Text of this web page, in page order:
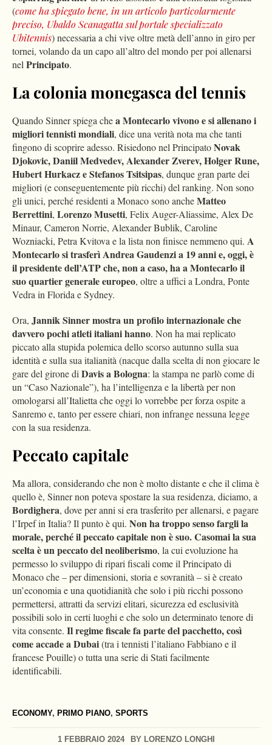
ECONOMY, PRIMO PIANO, SPORTS
1 FEBBRAIO 2024 BY LORENZO LONGHI
(come ha spiegato bene, in un articolo particolarmente
preciso, Ubaldo Scanagatta sul portale specializzato
Ubitennis) necessaria a chi vive oltre metà dell’anno in giro per
tornei, volando da un capo all’altro del mondo per poi allenarsi
nelPrincipato.
La colonia monegasca del tennis
Quando Sinner spiega chea Montecarlo vivono e si allenano i
migliori tennisti mondiali, dice una verità nota ma che tanti
fingono di scoprire adesso. Risiedono nel PrincipatoNovak
Djokovic, Daniil Medvedev, Alexander Zverev, Holger Rune,
Hubert Hurkacz e Stefanos Tsitsipas, dunque gran parte dei
migliori (e conseguentemente più ricchi) del ranking. Non sono
gli unici, perché residenti a Monaco sono ancheMatteo
Berrettini, Lorenzo Musetti, Felix Auger-Aliassime, Alex De
Minaur, Cameron Norrie, Alexander Bublik, Caroline
Wozniacki, Petra Kvitova e la lista non finisce nemmeno qui. A
Montecarlo si trasferì Andrea Gaudenzi a 19 anni e, oggi, è
il presidente dell’ATPche, non a caso, ha a Montecarlo il
suo quartier generale europeo, oltre a uffici a Londra, Ponte
Vedra in Florida e Sydney.
Ora, Jannik Sinner mostra un profilo internazionale che
davvero pochi atleti italiani hanno. Non ha mai replicato
piccato alla stupida polemica dello scorso autunno sulla sua
identità e sulla sua italianità (nacque dalla scelta di non giocare le
gare del girone diDavis a Bologna: la stampa ne parlò come di
un “Caso Nazionale”), ha l’intelligenza e la libertà per non
omologarsi all’Italietta che oggi lo vorrebbe per forza ospite a
Sanremo e, tanto per essere chiari, non infrange nessuna legge
con la sua residenza.
Peccato capitale
Ma allora, considerando che non è molto distante e che il clima è
quello è, Sinner non poteva spostare la sua residenza, diciamo, a
Bordighera, dove per anni si era trasferito per allenarsi, e pagare
l’Irpef in Italia? Il punto è qui. Non ha troppo senso fargli la
morale, perché il peccato capitale non è suo. Casomai la sua
scelta è un peccato del neoliberismo, la cui evoluzione ha
permesso lo sviluppo di ripari fiscali come il Principato di
Monaco che – per dimensioni, storia e sovranità – si è creato
un’economia e una quotidianità che solo i più ricchi possono
permettersi, attratti da servizi elitari, sicurezza ed esclusività
possibili solo in certi luoghi e che solo un determinato tenore di
vita consente. Il regime fiscale fa parte del pacchetto, così
come accade a Dubai(tra i tennisti l’italiano Fabbiano e il
francese Pouille) o tutta una serie di Stati facilmente
identificabili.